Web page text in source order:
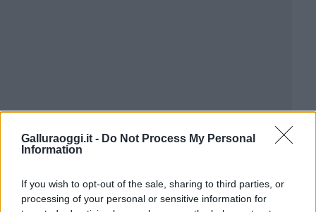
Galluraoggi.it - Do Not Process My Personal
Information
If you wish to opt-out of the sale, sharing to third parties, or
processing of your personal or sensitive information for